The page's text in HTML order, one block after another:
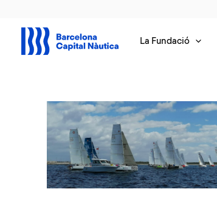
contingut
La Fundació